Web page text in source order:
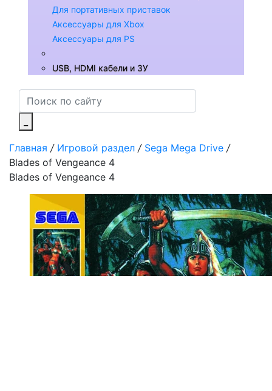
Для портативных приставок
Аксессуары для Xbox
Аксессуары для PS
USB, HDMI кабели и ЗУ
Главная / Игровой раздел / Sega Mega Drive /
Blades of Vengeance 4
Blades of Vengeance 4